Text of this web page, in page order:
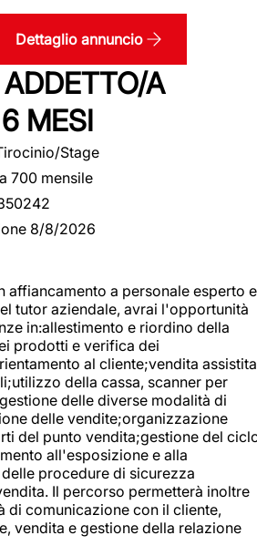
Dettaglio annuncio
A
MESI
Stage
700 mensile
8/8/2026
affiancamento a personale esperto e
tutor aziendale, avrai l'opportunità
in:allestimento e riordino della
prodotti e verifica dei
al cliente;vendita assistita
della cassa, scanner per
delle diverse modalità di
delle vendite;organizzazione
del punto vendita;gestione del
all'esposizione e alla
procedure di sicurezza
Il percorso permetterà inoltre
di comunicazione con il cliente,
vendita e gestione della relazione